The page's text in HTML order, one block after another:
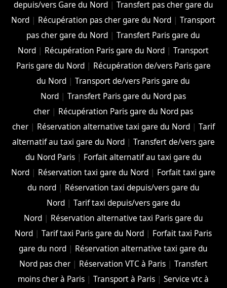
depuis/vers Gare du Nord| Transfert pas cher gare du
Nord | Récupération pas cher gare du Nord |Transport
pas cher gare du Nord |Transfert Paris gare du
Nord | Récupération Paris gare du Nord |Transport
Paris gare du Nord| Récupération de/vers Paris gare
du Nord |Transport de/vers Paris gare du
Nord |Transfert Paris gare du Nord pas
cher | Récupération Paris gare du Nord pas
cher| Réservation alternative taxi gare du Nord| Tarif
alternatif au taxi gare du Nord| Transfert de/vers gare
du Nord Paris| Forfait alternatif au taxi gare du
Nord | Réservation taxi gare du Nord | Forfait taxi gare
du nord| Réservation taxi depuis/vers gare du
Nord| Tarif taxi depuis/vers gare du
Nord| Réservation alternative taxi Paris gare du
Nord |Tarif taxi Paris gare du Nord | Forfait taxi Paris
gare du nord | Réservation alternative taxi gare du
Nord pas cher| Réservation VTC à Paris| Transfert
moins cher à Paris |Transport à Paris |Service vtc à